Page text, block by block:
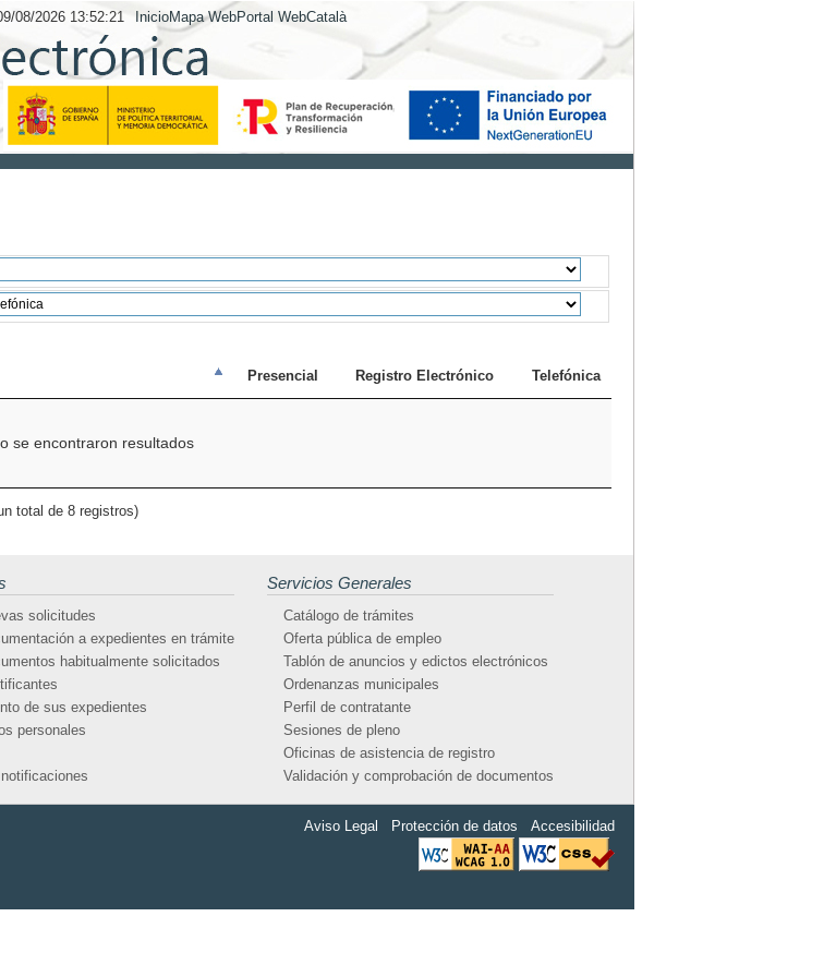
08/2026 13:52:21 InicioMapa WebPortal WebCatalà
Presencial Registro Electrónico Telefónica
se encontraron resultados
total de 8 registros)
solicitudes
a expedientes en trámite
habitualmente solicitados
de sus expedientes
personales
Servicios Generales
Catálogo de trámites
Oferta pública de empleo
Tablón de anuncios y edictos electrónicos
Ordenanzas municipales
Perfil de contratante
Sesiones de pleno
Oficinas de asistencia de registro
Validación y comprobación de documentos
Aviso Legal Protección de datos Accesibilidad